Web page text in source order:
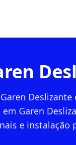
Garen
e instalação